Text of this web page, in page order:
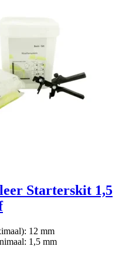
Starterskit 1,5
12 mm
1,5 mm